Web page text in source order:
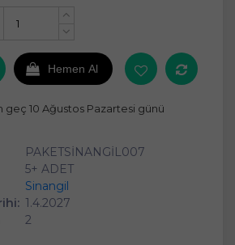
+
Hemen Al
geç 10 Ağustos Pazartesi günü
PAKETSİNANGİL007
5+ ADET
Sinangil
1.4.2027
2